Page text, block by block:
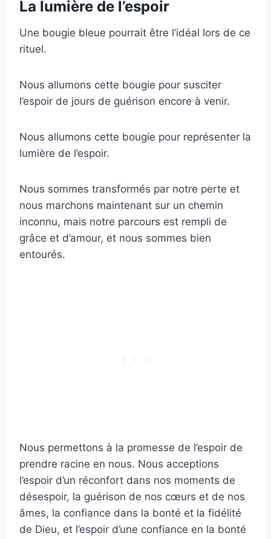
La lumière de l’espoir
Une bougie bleue pourrait être l’idéal lors de ce
rituel.
Nous allumons cette bougie pour susciter
l’espoir de jours de guérison encore à venir.
Nous allumons cette bougie pour représenter la
lumière de l’espoir.
Nous sommes transformés par notre perte et
nous marchons maintenant sur un chemin
inconnu, mais notre parcours est rempli de
grâce et d’amour, et nous sommes bien
entourés.
Nous permettons à la promesse de l’espoir de
prendre racine en nous. Nous acceptions
l’espoir d’un réconfort dans nos moments de
désespoir, la guérison de nos cœurs et de nos
âmes, la confiance dans la bonté et la fidélité
de Dieu, et l’espoir d’une confiance en la bonté